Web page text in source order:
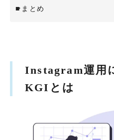
まとめ
Instagram運用
KGIとは